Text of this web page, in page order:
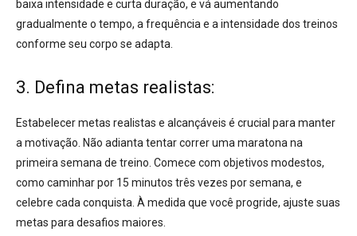
baixa intensidade e curta duração, e vá aumentando
gradualmente o tempo, a frequência e a intensidade dos treinos
conforme seu corpo se adapta.
3. Defina metas realistas:
Estabelecer metas realistas e alcançáveis é crucial para manter
a motivação. Não adianta tentar correr uma maratona na
primeira semana de treino. Comece com objetivos modestos,
como caminhar por 15 minutos três vezes por semana, e
celebre cada conquista. À medida que você progride, ajuste suas
metas para desafios maiores.